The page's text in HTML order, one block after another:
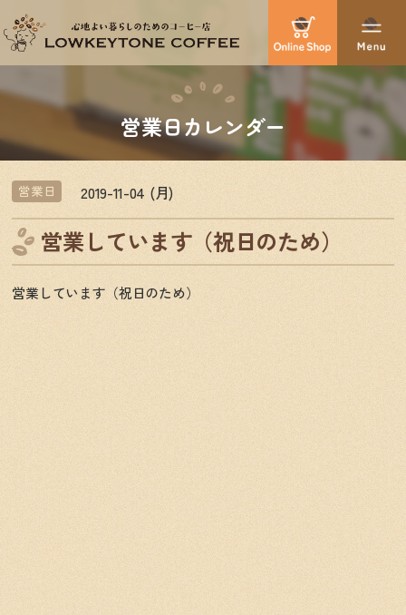
営業日カレンダー
営業日 2019-11-04 (月)
営業しています（祝日のため）
営業しています（祝日のため）